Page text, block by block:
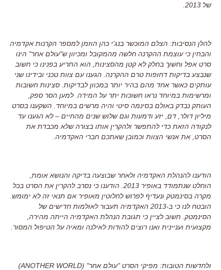
של 2013.
להלן הנסיבות: הצלם המוכשר בנג'י כהן הוזמן למספר הקרנות אקדמיה
והבחין כי עוצמת ההקרנה חלשה מהמקובל ומכיוון ש"עולם אחר" הינו
סרט אפל וחשוך בחלק לא קטן מהסצינות, הוא התריע בפנינו כי חשוב
שנבצע בדיקות דחופות טרם ההקרנה. הגענו עם צוות טכני ובידינו שני
עותקים כאשר אחד מהם בהיר יותר במכוון לבדיקות. סצינות חשובות
ומרשימות במיוחד נראו חשוכות יתר על המידה. למען הסר ספק,
העותק נבדק באולם בסינמה סיטי והיה מרשים במיוחד. השקענו בסרט
מיליון דולר, דם, יזע ודמעות וגם שלוש שנים מהחיים – לא הגענו עד
לנקודה הזאת כדי להתפשר ולהקרין אותו בצורה שלא מכבדת את
הסרט, את אנשי הצוות וכמובן שאתכם חברי האקדמיה.
הודענו להנהלת האקדמיה ולאחר שבוצעה בדיקה והנושא אומת,
הוחלט שנתמודד באופיר 2013. הודענו כי נסרב להקרין את הסרט בכל
מקרה בסינמטק ונעדיף לפרוש לחלוטין מאופיר אם תנאי זה לא ימומש.
הובטח לנו כי ב-2013 האקדמיה תעבור לאולמות חדישים של
הסינמטק. חשוב לציין כי תגובת הנהלת האקדמיה הייתה מהירה,
מקצועית ועניינית ואנו רוצים להודות לאילנה ומאיה על הטיפול המסור.
ולחדשות הטובות: מפיקי הסרט "עולם אחר" (ANOTHER WORLD)